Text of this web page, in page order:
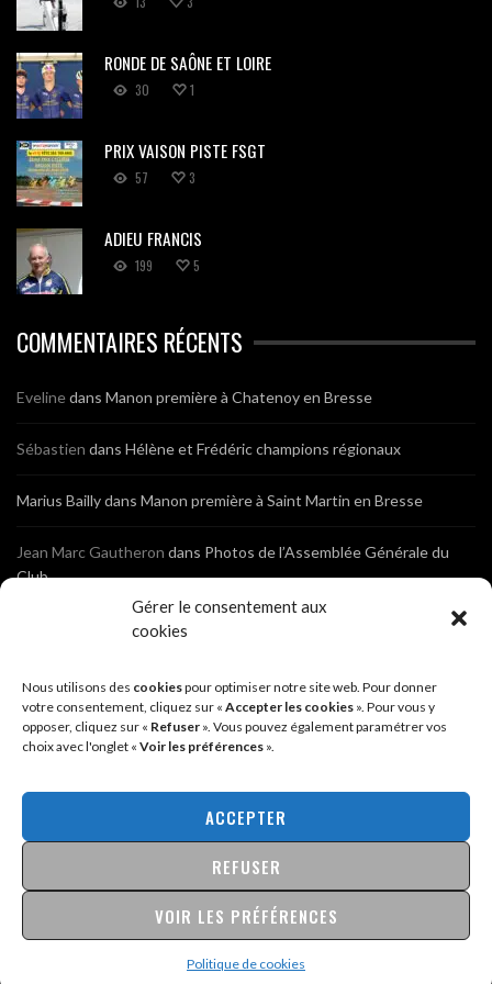
Gérer le consentement aux
cookies
Nous utilisons des cookiespour optimiser notre site web. Pour donner
votre consentement, cliquez sur « Accepter les cookies ». Pour vous y
opposer, cliquez sur « Refuser ». Vous pouvez également paramétrer vos
choix avec l'onglet « Voir les préférences ».
ACCEPTER
REFUSER
VOIR LES PRÉFÉRENCES
Politique de cookies
RONDE DE SAÔNE ET LOIRE
30 1
PRIX VAISON PISTE FSGT
57 3
ADIEU FRANCIS
199 5
COMMENTAIRES RÉCENTS
Evelinedans Manon première à Chatenoy en Bresse
Sébastien dans Hélène et Frédéric champions régionaux
Marius Baillydans Manon première à Saint Martin en Bresse
Jean Marc Gautheron dans Photos de l’Assemblée Générale du
Club
Photos de l’Assemblée Générale du Club
Sébastien dans Cyclocross de Brochon (21)
Breniauxdans Cyclocross de Brochon (21)
MENTIONS LÉGALES & POLITIQUE DE CONFIDENTIALITÉ